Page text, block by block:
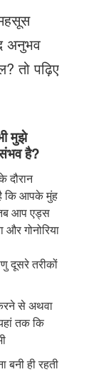
अनुभव
तो पढ़िए
मुझे
है?
दौरान
कि आपके मुंह
तब आप एड्स
गोनोरिया
दूसरे तरीकों
से अथवा
तक कि
ही रहती